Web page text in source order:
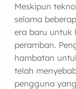
Meskipun
selama
era baru untuk
peramban.
hambatan
telah
pengguna